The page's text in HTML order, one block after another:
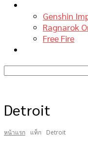
Genshin
Ragnarok
Free Fire
Detroit
หน้าแรก แท็ก Detroit